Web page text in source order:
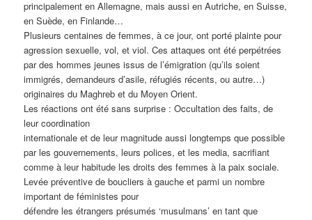
principalement en Allemagne, mais aussi en Autriche, en Suisse,
en Suède, en Finlande…
Plusieurs centaines de femmes, à ce jour, ont porté plainte pour
agression sexuelle, vol, et viol. Ces attaques ont été perpétrées
par des hommes jeunes issus de l’émigration (qu’ils soient
immigrés, demandeurs d’asile, réfugiés récents, ou autre…)
originaires du Maghreb et du Moyen Orient.
Les réactions ont été sans surprise : Occultation des faits, de
leur coordination
internationale et de leur magnitude aussi longtemps que possible
par les gouvernements, leurs polices, et les media, sacrifiant
comme à leur habitude les droits des femmes à la paix sociale.
Levée préventive de boucliers à gauche et parmi un nombre
important de féministes pour
défendre les étrangers présumés ‘musulmans’ en tant que